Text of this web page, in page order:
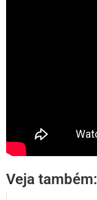
Veja também: